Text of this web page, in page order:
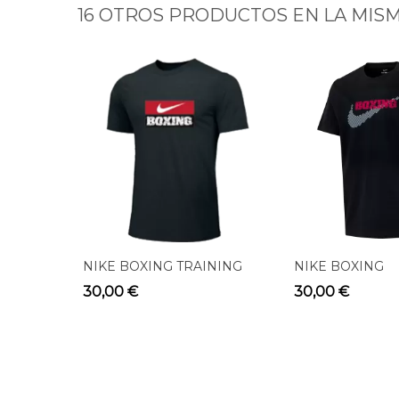
16 OTROS PRODUCTOS EN LA
NIKE BOXING TRAINING
TEE BLACK BX03
30,00 €
NIKE BOXING
RAWDACIOUS
30,00 €